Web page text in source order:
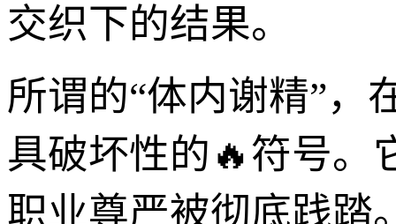
交织下的结果。
所谓的“体内谢精”，
具破坏性的🔥符号。
职业尊严被彻底践踏